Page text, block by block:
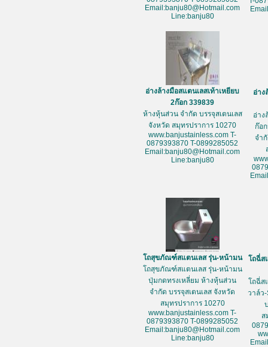
Email:banju80@Hotmail.com
Line:banju80
อ่างล้างมือสแตนเลสเท้าเหยียบ
2ก๊อก 339839
ห้างหุ้นส่วน จำกัด บรรจุสเตนเลส
จังหวัด สมุทรปราการ 10270
www.banjustainless.com T-
0879393870 T-0899285052
Email:banju80@Hotmail.com
Line:banju80
อ่าง
อ่าง
ก๊อ
จำ
โถสุขภัณฑ์สแตนเลส รุ่น-หน้ามน
โถสุขภัณฑ์สแตนเลส รุ่น-หน้ามน
ปุ่มกดทรงเหลี่ยม ห้างหุ้นส่วน
จำกัด บรรจุสเตนเลส จังหวัด
สมุทรปราการ 10270
www.banjustainless.com T-
0879393870 T-0899285052
Email:banju80@Hotmail.com
Line:banju80
โถฉี่ส
โถฉี่ส
วาล์ว
ส